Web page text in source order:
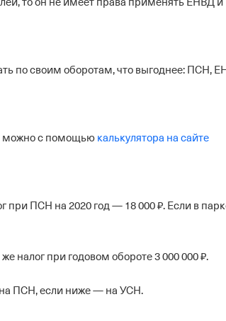
по своим оборотам, что выгоднее: ПСН,
можно с помощью калькулятора на сайте
ПСН на 2020 год — 18 000 ₽. Если в
налог при годовом обороте 3 000 000 ₽.
на ПСН, если ниже — на УСН.